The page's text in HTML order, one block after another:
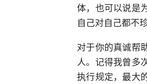
体，也可以说是
自己对自己都不
对于你的真诚帮
人。记得我曾多
执行规定，最大